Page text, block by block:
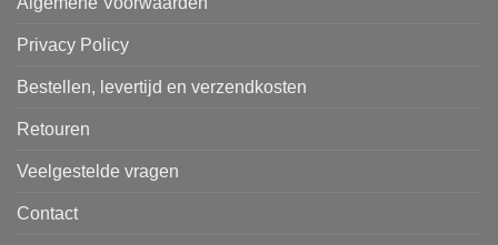
Privacy Policy
Bestellen, levertijd en verzendkosten
Retouren
Veelgestelde vragen
Contact